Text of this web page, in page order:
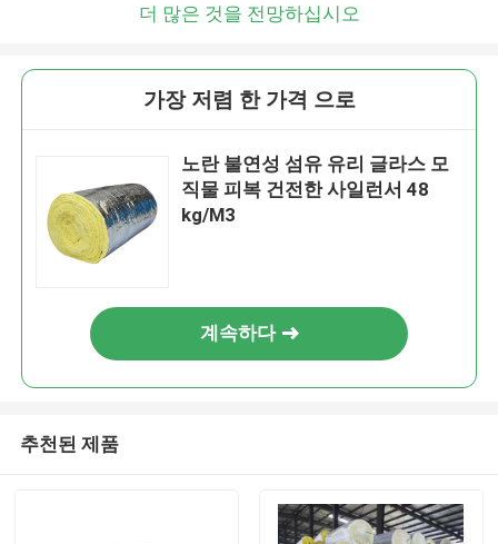
더 많은 것을 전망하십시오
가장 저렴 한 가격 으로
노란 불연성 섬유 유리 글라스 모
직물 피복 건전한 사일런서 48
kg/M3
계속하다
추천된 제품